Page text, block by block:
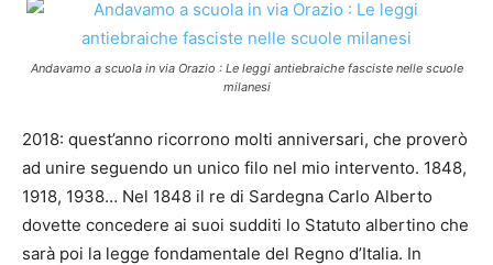
Andavamo a scuola in via Orazio : Le leggi antiebraiche fasciste nelle scuole
milanesi
2018: quest’anno ricorrono molti anniversari, che proverò
ad unire seguendo un unico filo nel mio intervento. 1848,
1918, 1938… Nel 1848 il re di Sardegna Carlo Alberto
dovette concedere ai suoi sudditi lo Statuto albertino che
sarà poi la legge fondamentale del Regno d’Italia. In